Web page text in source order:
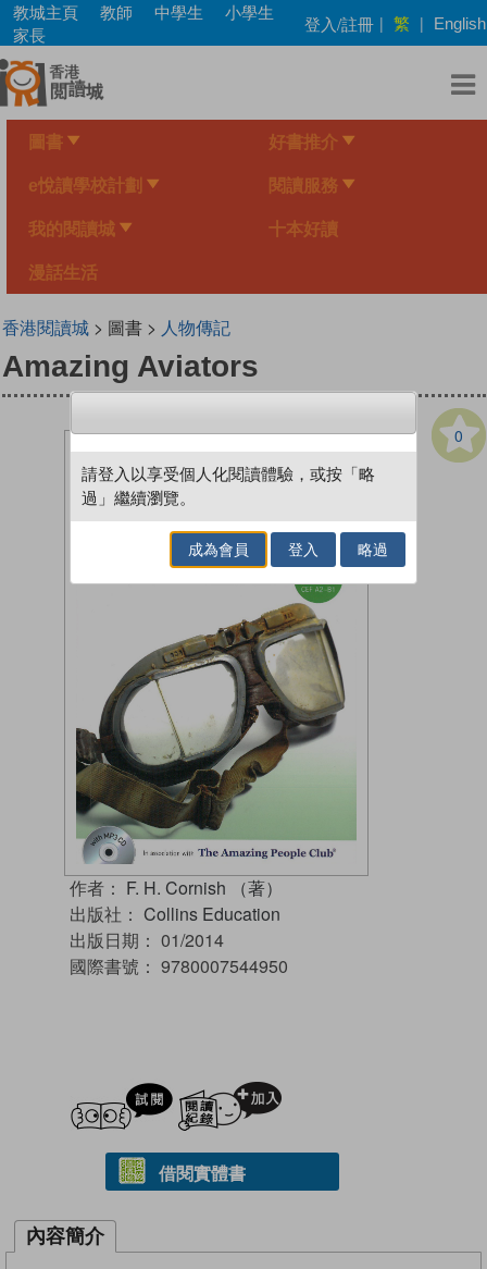
Skip
main
content
教城主頁 教師 中學生
小學生
家長
登入/註冊 | 繁 | English
圖書 好書推介
e悅讀學校計劃 閱讀服務
我的閱讀城 十本好讀
漫話生活
香港閱讀城> 圖書 > 人物傳記
Amazing Aviators
0
作者： F. H. Cornish （著）
出版社： Collins Education
出版日期： 01/2014
國際書號： 9780007544950
試閲
借閱實體書
內容簡介
請登入以享受個人化閱讀體驗，或按「略
過」繼續瀏覽。
成為會員 登入 略過